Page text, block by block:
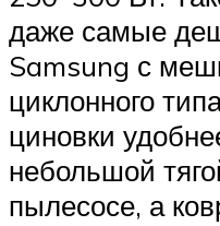
даже самые
Samsung с
циклонного
циновки
небольшой
пылесосе, а